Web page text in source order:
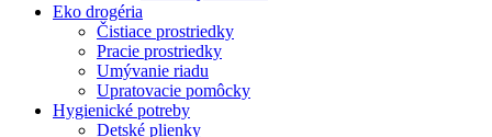
Eko drogéria
Čistiace prostriedky
Pracie prostriedky
Umývanie riadu
Upratovacie pomôcky
Hygienické potreby
Detské plienky